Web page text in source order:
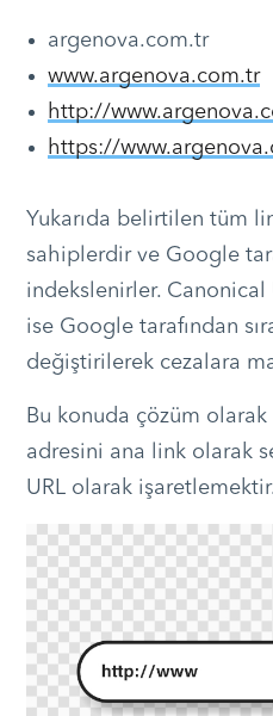
argenova.com.tr
www.argenova.com.tr
http://
https://
Yukarıda belirtilen tüm
sahiplerdir ve Google
indekslenirler. Canonical
ise Google tarafından
değiştirilerek cezalara
Bu konuda çözüm
adresini ana link olarak
URL olarak